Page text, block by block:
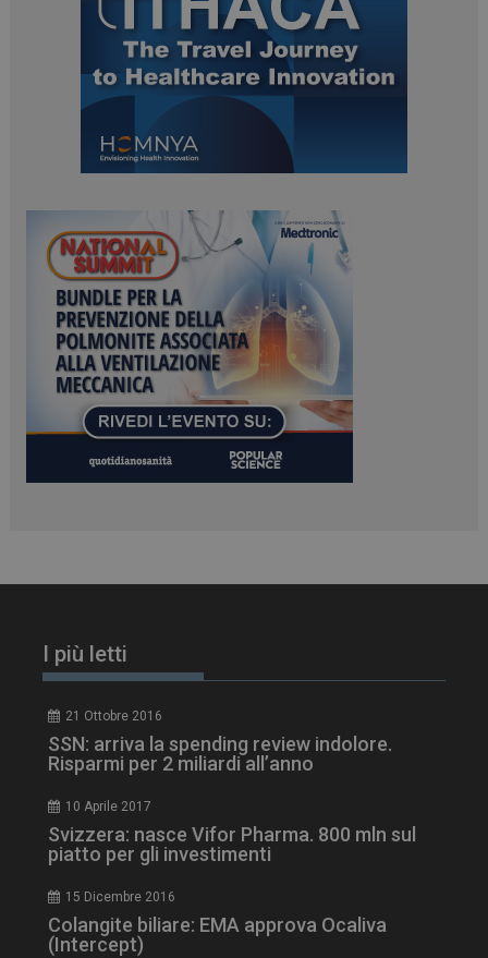
I più letti
21 Ottobre 2016
SSN: arriva la spending review indolore.
Risparmi per 2 miliardi all’anno
10 Aprile 2017
Svizzera: nasce Vifor Pharma. 800 mln sul
piatto per gli investimenti
15 Dicembre 2016
Colangite biliare: EMA approva Ocaliva
(Intercept)
ARRAffinitySameSite
Microsoft Corporation
.www.dailyhealthindustry.it
PHPSESSID
PHP.net
www.dailyhealthindustry.it
tracking-sites-
ironfish-session-id
www.dailyhealthindustry.it